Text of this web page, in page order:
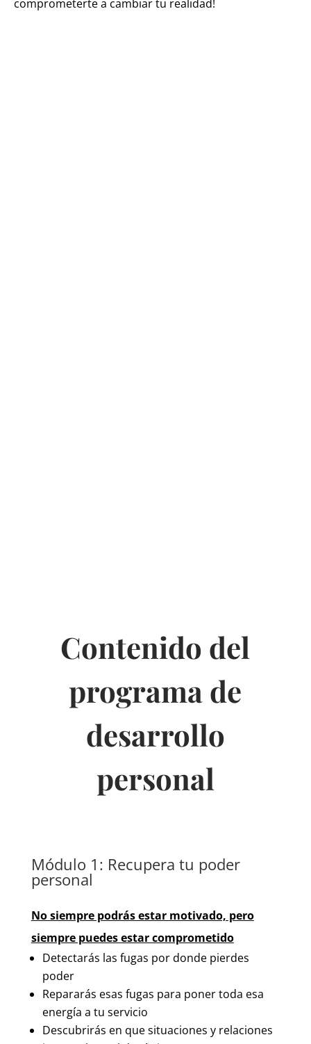
comprometerte a cambiar tu realidad!
Contenido del
programa de
desarrollo
personal
Módulo 1: Recupera tu poder
personal
No siempre podrás estar motivado, pero
siempre puedes estar comprometido
Detectarás las fugas por donde pierdes
poder
Repararás esas fugas para poner toda esa
energía a tu servicio
Descubrirás en que situaciones y relaciones